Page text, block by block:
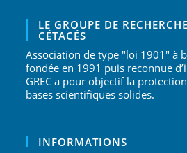
LE GROUPE DE
CÉTACÉS
Association de type "loi 1901" à
fondée en 1991 puis reconnue
GREC a pour objectif la
bases scientifiques solides.
INFORMATIONS